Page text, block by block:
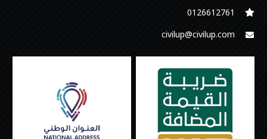
‭0126612761
civilup@civilup.com